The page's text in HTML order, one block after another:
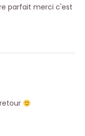
parfait merci c'est